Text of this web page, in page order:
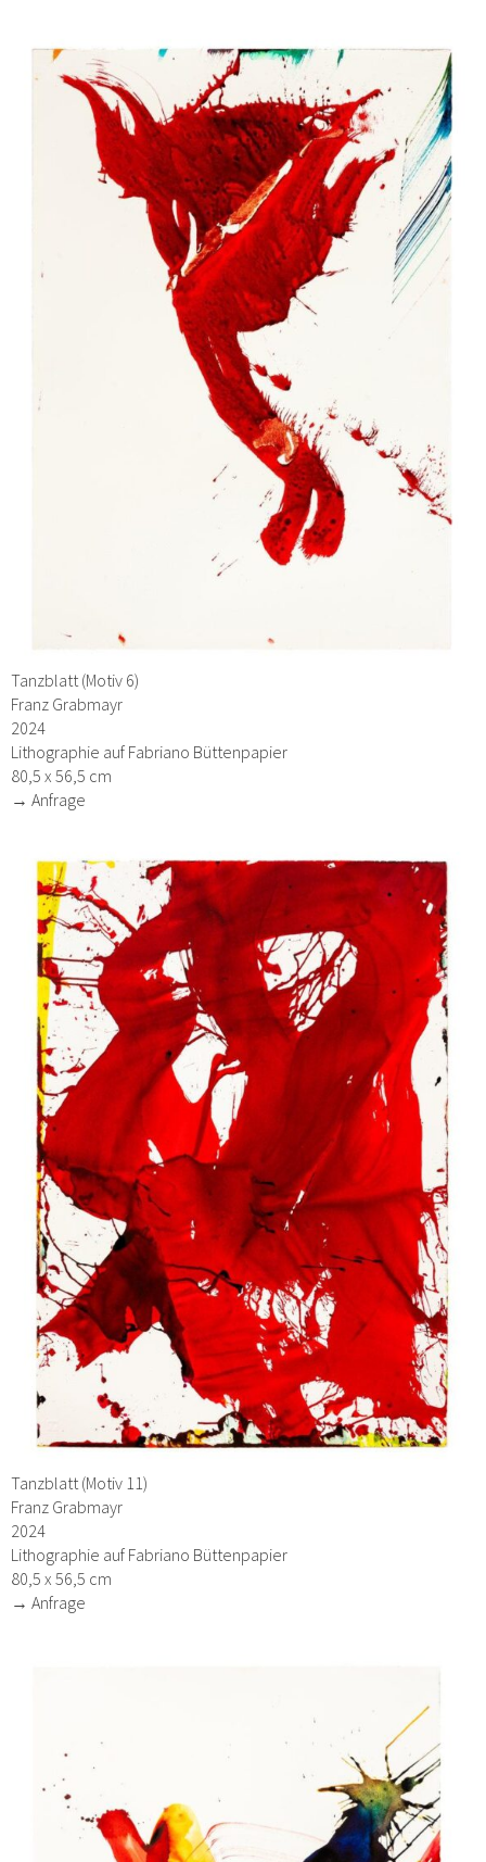
Tanzblatt (Motiv 6)
Franz Grabmayr
2024
Lithographie auf Fabriano Büttenpapier
80,5 x 56,5 cm
→ Anfrage
Tanzblatt (Motiv 11)
Franz Grabmayr
2024
Lithographie auf Fabriano Büttenpapier
80,5 x 56,5 cm
→ Anfrage